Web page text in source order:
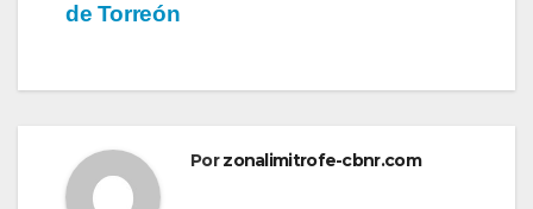
de Torreón
Porzonalimitrofe-cbnr.com